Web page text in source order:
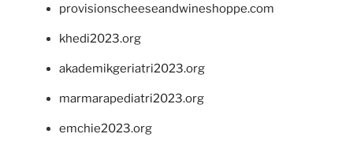
provisionscheeseandwineshoppe.com
khedi2023.org
akademikgeriatri2023.org
marmarapediatri2023.org
emchie2023.org